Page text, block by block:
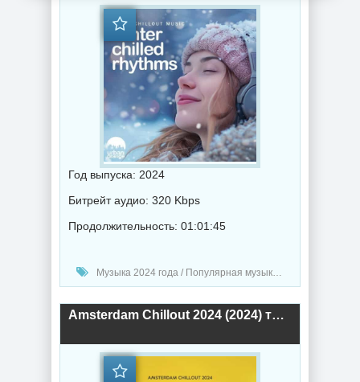
Год выпуска: 2024
Битрейт аудио: 320 Kbps
Продолжительность: 01:01:45
Музыка 2024 года / Популярная музыка / Музыка VA / Chillout music
Amsterdam Chillout 2024 (2024) торрент